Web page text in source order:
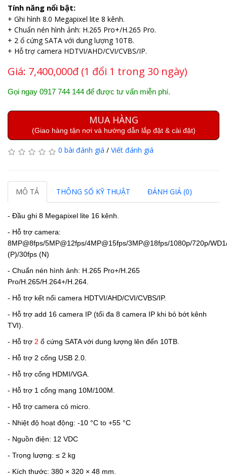
Tính năng nổi bật:
+ Ghi hình 8.0 Megapixel lite 8 kênh.
+ Chuẩn nén hình ảnh: H.265 Pro+/H.265 Pro.
+ 2 ổ cứng SATA với dung lượng 10TB.
+ Hỗ trợ camera HDTVI/AHD/CVI/CVBS/IP.
Giá: 7,400,000đ (1 đổi 1 trong 30 ngày)
Gọi ngay 0917 744 144 để được tư vấn miễn phí.
MUA HÀNG
(Giao hàng tận nơi và hướng dẫn lắp đặt & cài đặt)
0 bài đánh giá / Viết đánh giá
MÔ TẢ THÔNG SỐ KỸ THUẬT ĐÁNH GIÁ (0)
- Đầu ghi 8 Megapixel lite 16 kênh.
- Hỗ trợ camera:
8MP@8fps/5MP@12fps/4MP@15fps/3MP@18fps/1080p/720p/
(P)/30fps (N)
- Chuẩn nén hình ảnh: H.265 Pro+/H.265
Pro/H.265/H.264+/H.264.
- Hỗ trợ kết nối camera HDTVI/AHD/CVI/CVBS/IP.
- Hỗ trợ add 16 camera IP (tối đa 8 camera IP khi bỏ bớt kênh
TVI).
- Hỗ trợ 2 ổ cứng SATA với dung lượng lên đến 10TB.
- Hỗ trợ 2 cổng USB 2.0.
- Hỗ trợ cổng HDMI/VGA.
- Hỗ trợ 1 cổng mạng 10M/100M.
- Hỗ trợ camera có micro.
- Nhiệt độ hoạt động: -10 °C to +55 °C
- Nguồn điện: 12 VDC
- Trọng lượng: ≤ 2 kg
- Kích thước: 380 × 320 × 48 mm.